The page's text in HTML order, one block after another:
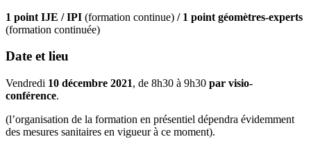
1 point IJE / IPI (formation continue) / 1 point géomètres-experts
(formation continuée)
Date et lieu
Vendredi 10 décembre 2021, de 8h30 à 9h30 par visio-
conférence.
(l’organisation de la formation en présentiel dépendra évidemment
des mesures sanitaires en vigueur à ce moment).